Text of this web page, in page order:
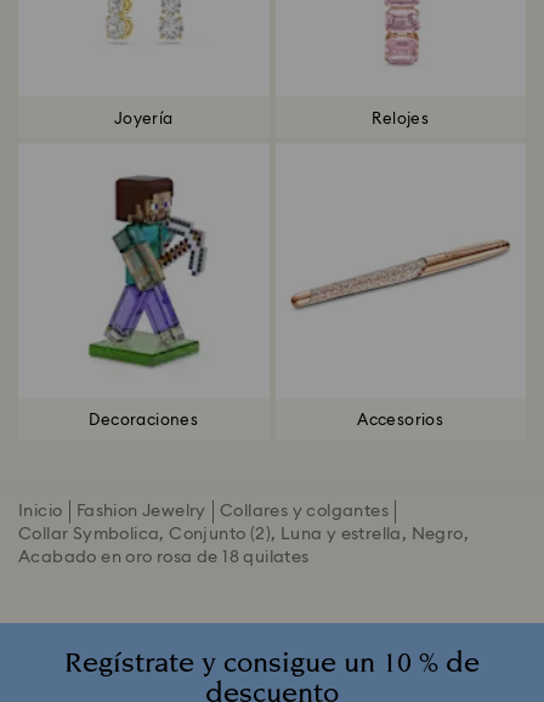
Joyería Relojes
Decoraciones Accesorios
Inicio Fashion Jewelry
Collares y colgantes
Collar Symbolica, Conjunto (2), Luna y estrella, Negro,
Acabado en oro rosa de 18 quilates
Regístrate y consigue un 10 % de
descuento